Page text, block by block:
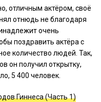
отличным актёром, своё
отнюдь не благодаря
очень
поздравить актёра с
количество людей. Так,
он получил открытку,
5 400 человек.
Гиннеса (Часть 1)